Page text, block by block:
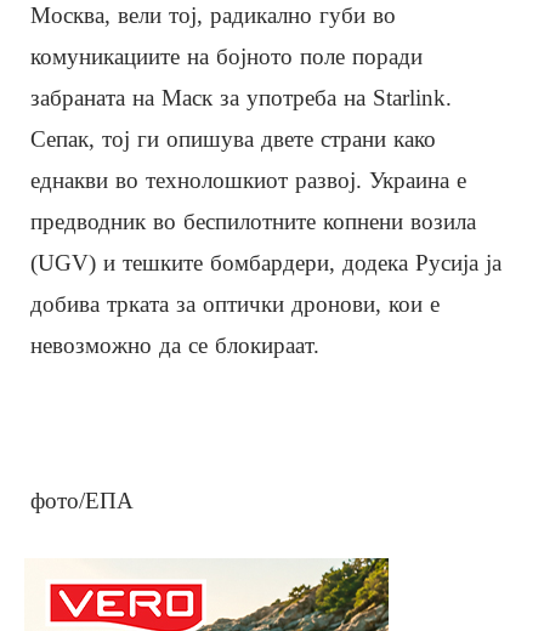
Москва, вели тој, радикално губи во
комуникациите на бојното поле поради
забраната на Маск за употреба на Starlink.
Сепак, тој ги опишува двете страни како
еднакви во технолошкиот развој. Украина е
предводник во беспилотните копнени возила
(UGV) и тешките бомбардери, додека Русија ја
добива трката за оптички дронови, кои е
невозможно да се блокираат.
фото/ЕПА